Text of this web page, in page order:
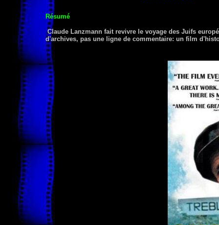
Résumé
Claude Lanzmann fait revivre le voyage des Juifs
d'archives, pas une ligne de commentaire: un film